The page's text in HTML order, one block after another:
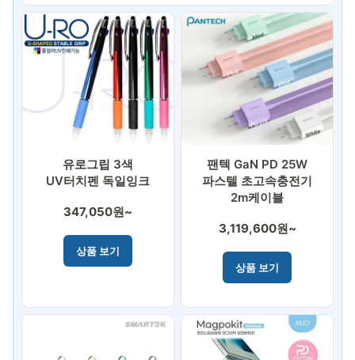
유로그립 3색
UV터치펜 독일잉크
347,050원~
상품 보기
팬텍 GaN PD 25W
파스텔 초고속충전기
2m케이블
3,119,600원~
상품 보기